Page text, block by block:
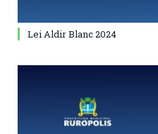
Lei Aldir Blanc 2024